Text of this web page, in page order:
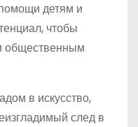
детям и
чтобы
общественным
в искусство,
след в